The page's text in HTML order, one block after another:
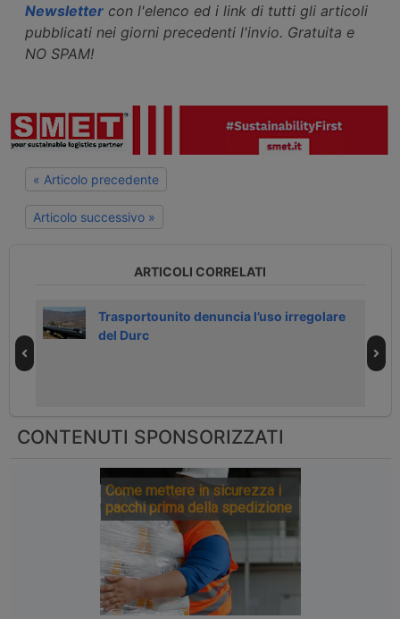
Newsletter con l'elenco ed i link di tutti gli articoli
pubblicati nei giorni precedenti l'invio. Gratuita e
NO SPAM!
« Articolo precedente
Articolo successivo »
ARTICOLI CORRELATI
Trasportounito denuncia l’uso irregolare
del Durc
CONTENUTI SPONSORIZZATI
Come mettere in sicurezza i
pacchi prima della spedizione